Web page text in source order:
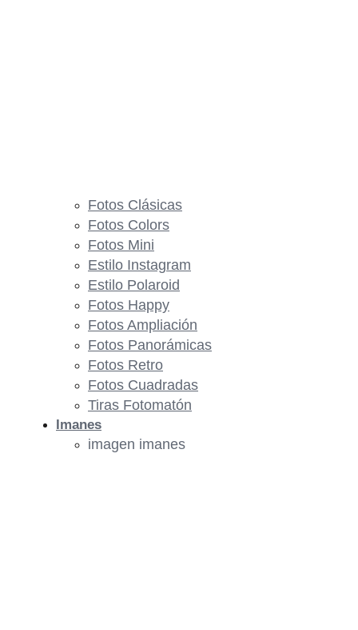
Fotos Clásicas
Fotos Colors
Fotos Mini
Estilo Instagram
Estilo Polaroid
Fotos Happy
Fotos Ampliación
Fotos Panorámicas
Fotos Retro
Fotos Cuadradas
Tiras Fotomatón
Imanes
imagen imanes